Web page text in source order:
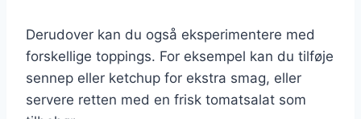
Derudover kan du også eksperimentere med
forskellige toppings. For eksempel kan du tilføje
sennep eller ketchup for ekstra smag, eller
servere retten med en frisk tomatsalat som